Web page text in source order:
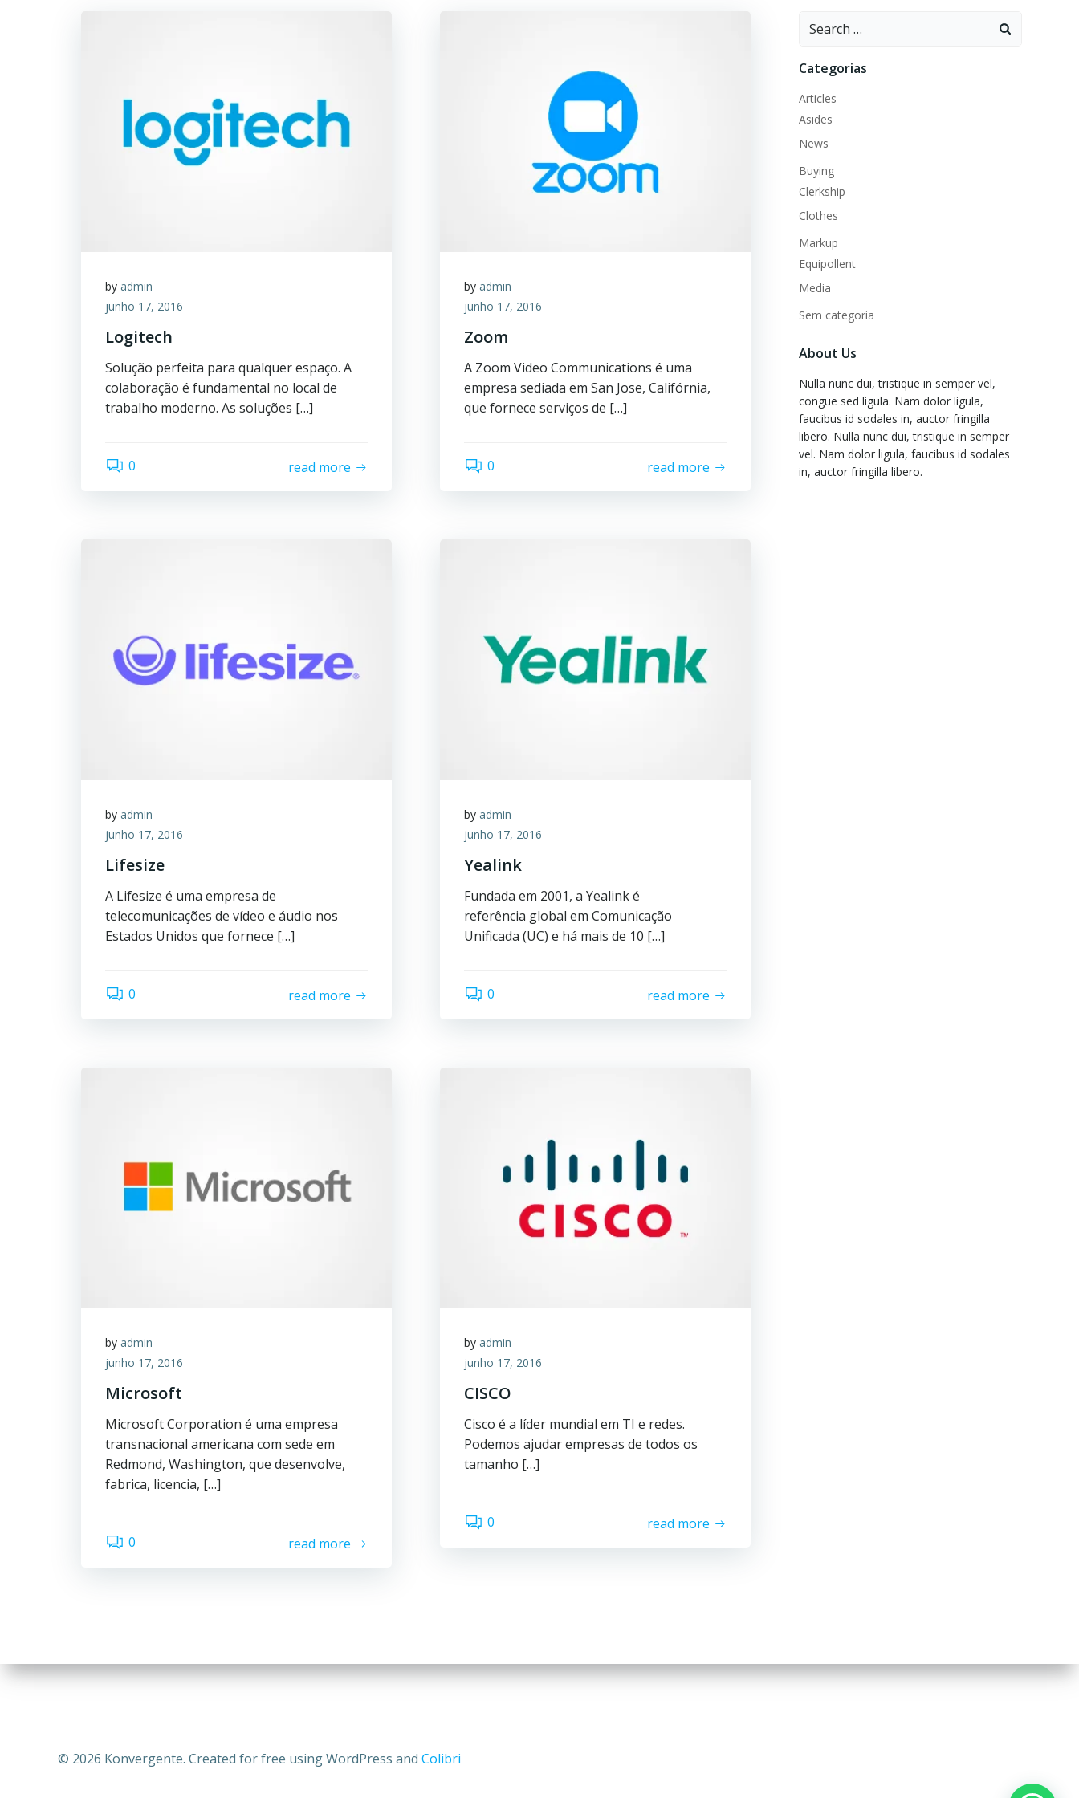
by admin
junho 17, 2016
Logitech
Solução perfeita para qualquer espaço. A
colaboração é fundamental no local de
trabalho moderno. As soluções […]
0 read more
by admin
junho 17, 2016
Zoom
A Zoom Video Communications é uma
empresa sediada em San Jose, Califórnia,
que fornece serviços de […]
0 read more
by admin
junho 17, 2016
Lifesize
A Lifesize é uma empresa de
telecomunicações de vídeo e áudio nos
Estados Unidos que fornece […]
0 read more
by admin
junho 17, 2016
Yealink
Fundada em 2001, a Yealink é
referência global em Comunicação
Unificada (UC) e há mais de 10 […]
0 read more
by admin
junho 17, 2016
Microsoft
Microsoft Corporation é uma empresa
transnacional americana com sede em
Redmond, Washington, que desenvolve,
fabrica, licencia, […]
0 read more
by admin
junho 17, 2016
CISCO
Cisco é a líder mundial em TI e redes.
Podemos ajudar empresas de todos os
tamanho […]
0 read more
Search
Categorias
Articles
Asides
News
Buying
Clerkship
Clothes
Markup
Equipollent
Media
Sem categoria
About Us
Nulla nunc dui, tristique in semper vel,
congue sed ligula. Nam dolor ligula,
faucibus id sodales in, auctor fringilla
libero. Nulla nunc dui, tristique in semper
vel. Nam dolor ligula, faucibus id sodales
in, auctor fringilla libero.
© 2026 Konvergente. Created for free using WordPress and Colibri